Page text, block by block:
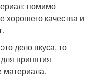
помимо
хорошего качества и
дело вкуса, то
принятия
материала.